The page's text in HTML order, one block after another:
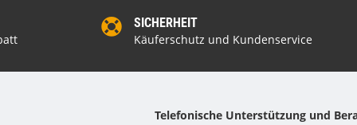
SICHERHEIT
Käuferschutz und Kundenservice
Telefonische Unterstützung und